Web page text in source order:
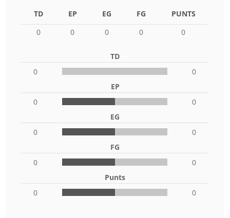
TD EP EG FG
PUNTS
0
0 0 0 0
TD
0
0
EP
0
0
EG
0
0
FG
0
0
Punts
0
0